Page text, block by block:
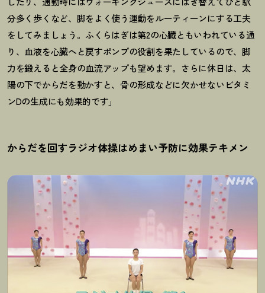
分多く歩くなど、脚をよく使う運動をルーティーンにする工夫
をしてみましょう。ふくらはぎは第2の心臓ともいわれている通
り、血液を心臓へと戻すポンプの役割を果たしているので、脚
力を鍛えると全身の血流アップも望めます。さらに休日は、太
陽の下でからだを動かすと、骨の形成などに欠かせないビタミ
ンDの生成にも効果的です」
からだを回すラジオ体操はめまい予防に効果テキメン